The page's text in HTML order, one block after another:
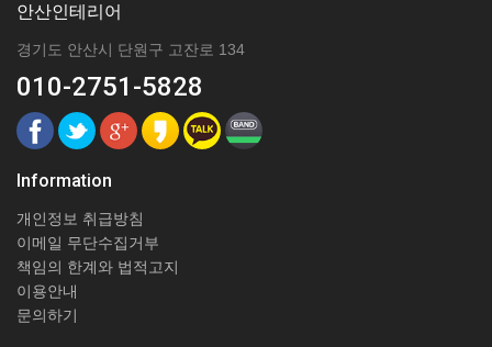
안산인테리어
경기도 안산시 단원구 고잔로 134
010-2751-5828
Information
개인정보 취급방침
이메일 무단수집거부
책임의 한계와 법적고지
이용안내
문의하기